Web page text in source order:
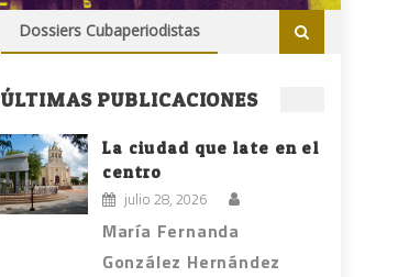
Dossiers Cubaperiodistas
ÚLTIMAS PUBLICACIONES
La ciudad que late en el
centro
julio 28, 2026
María Fernanda
González Hernández